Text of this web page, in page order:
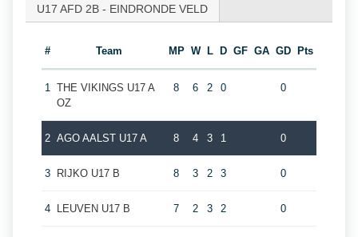
U17 AFD 2B - EINDRONDE VELD
# Team MP W L D GF GA GD Pts
1 THE VIKINGS U17 A
OZ
8 6 2 0 0
2 AGO AALST U17 A 8 4 3 1 0
3 RIJKO U17 B 8 3 2 3 0
4 LEUVEN U17 B 7 2 3 2 0